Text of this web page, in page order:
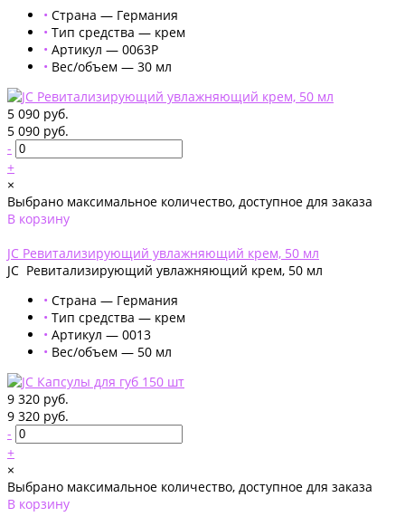
• Страна — Германия
• Тип средства — крем
• Артикул — 0063P
• Вес/объем — 30 мл
5 090 руб.
5 090 руб.
-
+
×
Выбрано максимальное количество, доступное для заказа
В корзину
JC Ревитализирующий увлажняющий крем, 50 мл
JC Ревитализирующий увлажняющий крем, 50 мл
• Страна — Германия
• Тип средства — крем
• Артикул — 0013
• Вес/объем — 50 мл
9 320 руб.
9 320 руб.
-
+
×
Выбрано максимальное количество, доступное для заказа
В корзину